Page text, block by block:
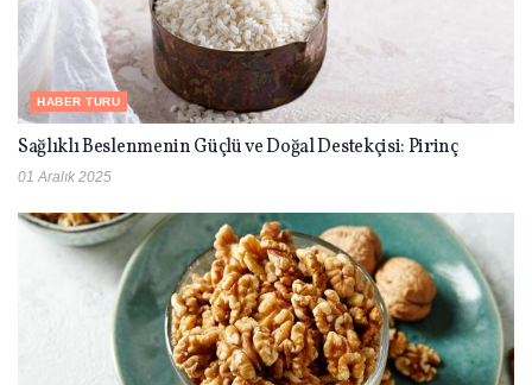
HABER TURU
Sağlıklı Beslenmenin Güçlü ve Doğal Destekçisi: Pirinç
01 Aralık 2025